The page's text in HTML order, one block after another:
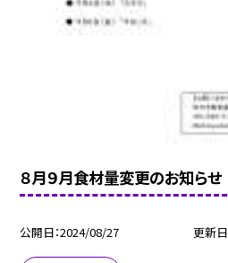
８月９月食材量変更のお知らせ
公開日 2024/08/27 更新日